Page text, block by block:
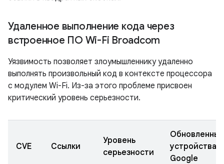
Удаленное выполнение кода через
встроенное ПО Wi-Fi Broadcom
Уязвимость позволяет злоумышленнику удаленно
выполнять произвольный код в контексте процессора
с модулем Wi-Fi. Из-за этого проблеме присвоен
критический уровень серьезности.
CVE Ссылки
Уровень
серьезности
Обновленные
устройства
Google